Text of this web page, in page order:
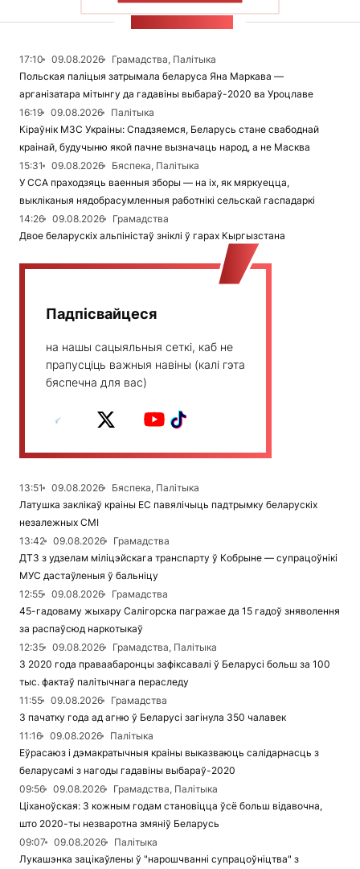
17:10 09.08.2026
Грамадства, Палітыка
Польская паліцыя затрымала беларуса Яна Маркава —
арганізатара мітынгу да гадавіны выбараў-2020 ва Уроцлаве
16:19
09.08.2026
Палітыка
Кіраўнік МЗС Украіны: Спадзяемся, Беларусь стане свабоднай
краінай, будучыню якой пачне вызначаць народ, а не Масква
15:31
09.08.2026
Бяспека, Палітыка
У ССА праходзяць ваенныя зборы — на іх, як мяркуецца,
выкліканыя нядобрасумленныя работнікі сельскай гаспадаркі
14:26
09.08.2026
Грамадства
Двое беларускіх альпіністаў зніклі ў гарах Кыргызстана
Падпісвайцеся
на нашы сацыяльныя сеткі, каб не
прапусціць важныя навіны (калі гэта
бяспечна для вас)
13:51 09.08.2026
Бяспека, Палітыка
Латушка заклікаў краіны ЕС павялічыць падтрымку беларускіх
незалежных СМІ
13:42
09.08.2026
Грамадства
ДТЗ з удзелам міліцэйскага транспарту ў Кобрыне — супрацоўнікі
МУС дастаўленыя ў бальніцу
12:55
09.08.2026
Грамадства
45-гадоваму жыхару Салігорска пагражае да 15 гадоў зняволення
за распаўсюд наркотыкаў
12:35
09.08.2026
Грамадства, Палітыка
З 2020 года праваабаронцы зафіксавалі ў Беларусі больш за 100
тыс. фактаў палітычнага пераследу
11:55
09.08.2026
Грамадства
З пачатку года ад агню ў Беларусі загінула 350 чалавек
11:16
09.08.2026
Палітыка
Еўрасаюз і дэмакратычныя краіны выказваюць салідарнасць з
беларусамі з нагоды гадавіны выбараў-2020
09:56
09.08.2026
Грамадства, Палітыка
Ціханоўская: З кожным годам становіцца ўсё больш відавочна,
што 2020-ты незваротна змяніў Беларусь
09:07
09.08.2026
Палітыка
Лукашэнка зацікаўлены ў "нарошчванні супрацоўніцтва" з